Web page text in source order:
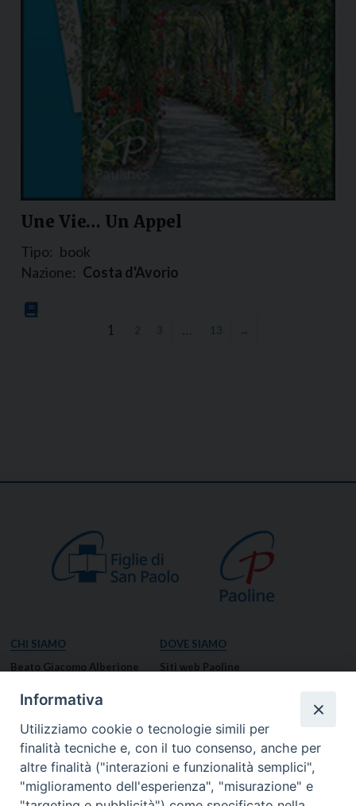
Une Vie… Un Appel
Tipo: book
Nazione: Costa d'Avorio
1 2 3 … 13 →
CHI SIAMO
Beato Giacomo Alberione
Missione Paolina
Luoghi delle Origini
Governo Generale
DOVE SIAMO
Siti web Paoline
Notizie dal governo generale
Notizie in breve
RISORSE
Informativa
Utilizziamo cookie o tecnologie simili per
finalità tecniche e, con il tuo consenso, anche per
altre finalità ("interazioni e funzionalità semplici",
"miglioramento dell'esperienza", "misurazione" e